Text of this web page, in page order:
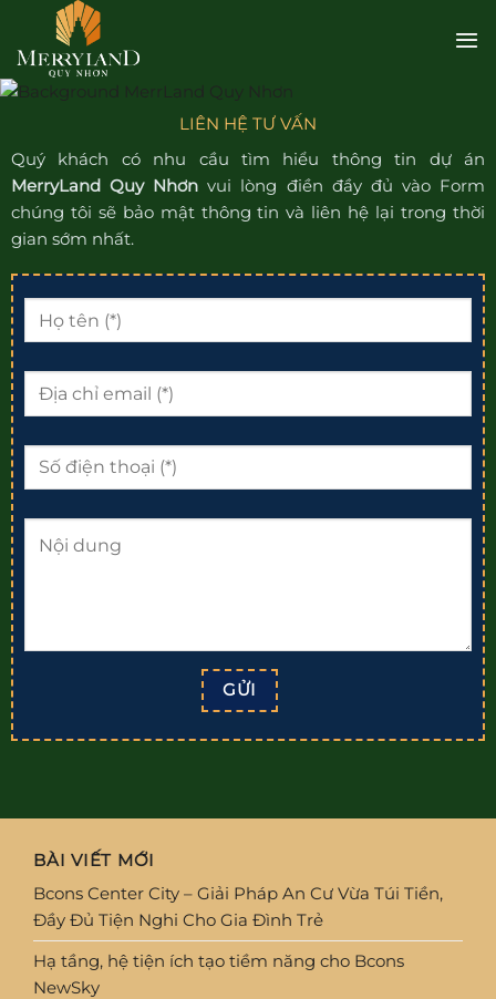
nội
dung
LIÊN HỆ TƯ VẤN
Quý khách có nhu cầu tìm hiểu thông tin dự án
MerryLand Quy Nhơn vui lòng điền đầy đủ vào Form
chúng tôi sẽ bảo mật thông tin và liên hệ lại trong thời
gian sớm nhất.
BÀI VIẾT MỚI
Bcons Center City – Giải Pháp An Cư Vừa Túi Tiền,
Đầy Đủ Tiện Nghi Cho Gia Đình Trẻ
Hạ tầng, hệ tiện ích tạo tiềm năng cho Bcons
NewSky